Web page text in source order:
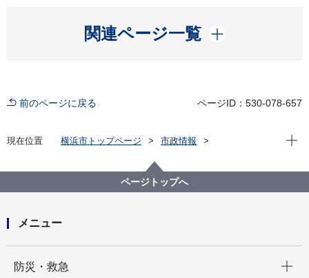
関連ページ一覧
開く
前のページに戻る ページID：530-078-657
現在位置 横浜市トップページ
市政情報
新型コロナウイルス感染症による新たな市内の患者確
認について
現在
ページトップへ
メニュー
防災・救急